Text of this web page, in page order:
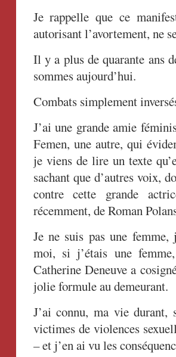
Je rappelle que ce
autorisant l’avortement, ne
Il y a plus de quarante ans
sommes aujourd’hui.
Combats simplement
J’ai une grande amie
Femen, une autre, qui
je viens de lire un texte
sachant que d’autres voix,
contre cette grande
récemment, de Roman
Je ne suis pas une
moi, si j’étais une
Catherine Deneuve a
jolie formule au demeurant.
J’ai connu, ma vie durant,
victimes de violences
–et j’en ai vu les